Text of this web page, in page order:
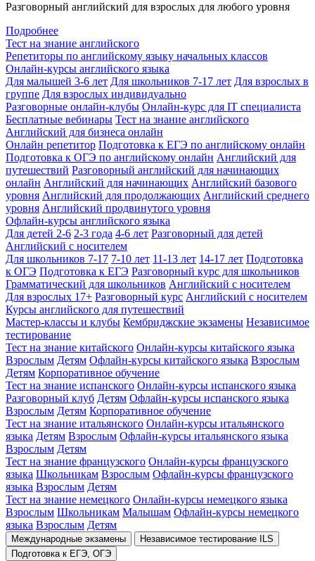
Разговорный английский для взрослых для любого уровня
Подробнее
Тест на знание английского
Репетиторы по английскому языку начальных классов
Онлайн-курсы английского языка
Для малышей 3-6 лет Для школьников 7-17 лет Для взрослых в
группе Для взрослых индивидуально
Разговорные онлайн-клубы Онлайн-курс для IT специалиста
Бесплатные вебинары Тест на знание английского
Английский для бизнеса онлайн
Онлайн репетитор Подготовка к ЕГЭ по английскому онлайн
Подготовка к ОГЭ по английскому онлайн Английский для
путешествий Разговорный английский для начинающих
онлайн Английский для начинающих Английский базового
уровня Английский для продолжающих Английский среднего
уровня Английский продвинутого уровня
Офлайн-курсы английского языка
Для детей 2-6 2-3 года 4-6 лет Разговорный для детей
Английский с носителем
Для школьников 7-17 7-10 лет 11-13 лет 14-17 лет Подготовка
к ОГЭ Подготовка к ЕГЭ Разговорный курс для школьников
Грамматический для школьников Английский с носителем
Для взрослых 17+ Разговорный курс Английский с носителем
Курсы английского для путешествий
Мастер-классы и клубы Кембриджские экзамены Независимое
тестирование
Тест на знание китайского Онлайн-курсы китайского языка
Взрослым Детям Офлайн-курсы китайского языка Взрослым
Детям Корпоративное обучение
Тест на знание испанского Онлайн-курсы испанского языка
Разговорный клуб Детям Офлайн-курсы испанского языка
Взрослым Детям Корпоративное обучение
Тест на знание итальянского Онлайн-курсы итальянского
языка Детям Взрослым Офлайн-курсы итальянского языка
Взрослым Детям
Тест на знание французского Онлайн-курсы французского
языка Школьникам Взрослым Офлайн-курсы французского
языка Взрослым Детям
Тест на знание немецкого Онлайн-курсы немецкого языка
Взрослым Школьникам Малышам Офлайн-курсы немецкого
языка Взрослым Детям
Международные экзамены
Независимое тестирование ILS
Подготовка к ЕГЭ, ОГЭ